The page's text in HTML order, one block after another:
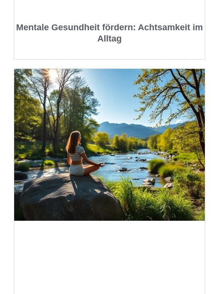
Mentale Gesundheit fördern: Achtsamkeit im
Alltag